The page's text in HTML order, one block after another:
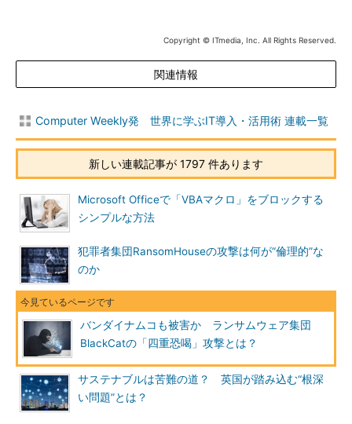
Copyright © ITmedia, Inc. All Rights Reserved.
関連情報
Computer Weekly発 世界に学ぶIT導入・活用術 連載一覧
新しい連載記事が 1797 件あります
Microsoft Officeで「VBAマクロ」をブロックする
シンプルな方法
犯罪者集団RansomHouseの攻撃は何が“倫理的”な
のか
バンダイナムコも被害か ランサムウェア集団
BlackCatの「四重恐喝」攻撃とは？
サステナブルは苦難の道？ 英国が踏み込む“根深
い問題”とは？